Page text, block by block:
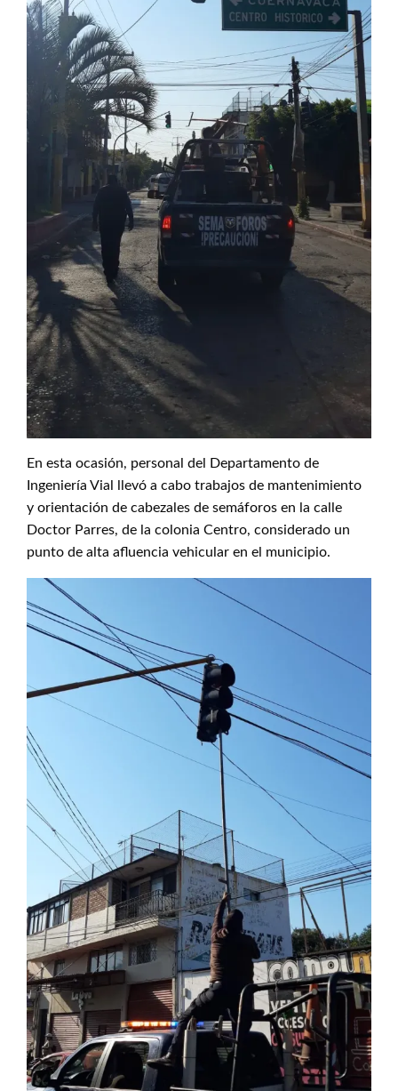
En esta ocasión, personal del Departamento de
Ingeniería Vial llevó a cabo trabajos de mantenimiento
y orientación de cabezales de semáforos en la calle
Doctor Parres, de la colonia Centro, considerado un
punto de alta afluencia vehicular en el municipio.